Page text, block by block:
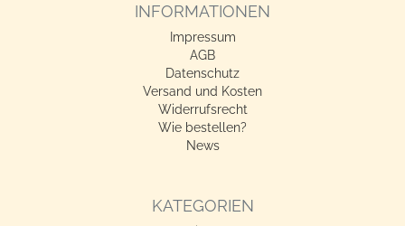
INFORMATIONEN
Impressum
AGB
Datenschutz
Versand und Kosten
Widerrufsrecht
Wie bestellen?
News
KATEGORIEN